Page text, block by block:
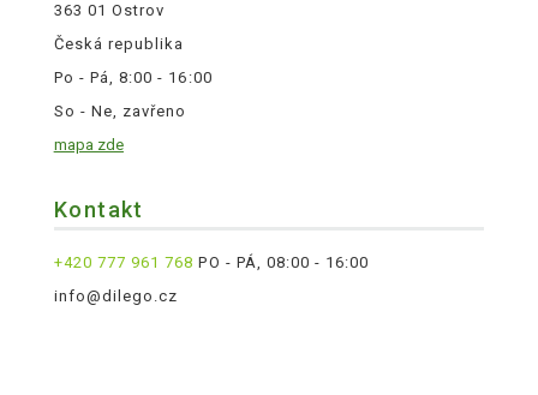
363 01 Ostrov
Česká republika
Po - Pá, 8:00 - 16:00
So - Ne, zavřeno
mapa zde
Kontakt
+420 777 961 768 PO - PÁ, 08:00 - 16:00
info@dilego.cz